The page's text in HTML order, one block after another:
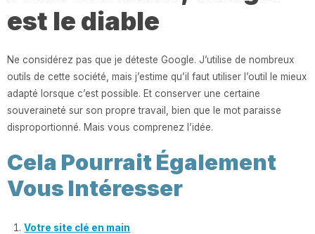
est le diable
Ne considérez pas que je déteste Google. J’utilise de nombreux
outils de cette société, mais j’estime qu’il faut utiliser l’outil le mieux
adapté lorsque c’est possible. Et conserver une certaine
souveraineté sur son propre travail, bien que le mot paraisse
disproportionné. Mais vous comprenez l’idée.
Cela Pourrait Également
Vous Intéresser
Votre site clé en main